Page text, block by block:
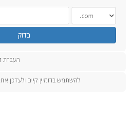
בדוק
העברת
להשתמש בדומיין קיים ולעדכן